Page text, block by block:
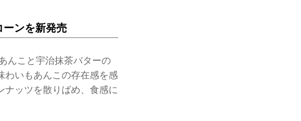
ーンを新発売
んこと宇治抹茶バターの
わいもあんこの存在感を感
ナッツを散りばめ、食感に